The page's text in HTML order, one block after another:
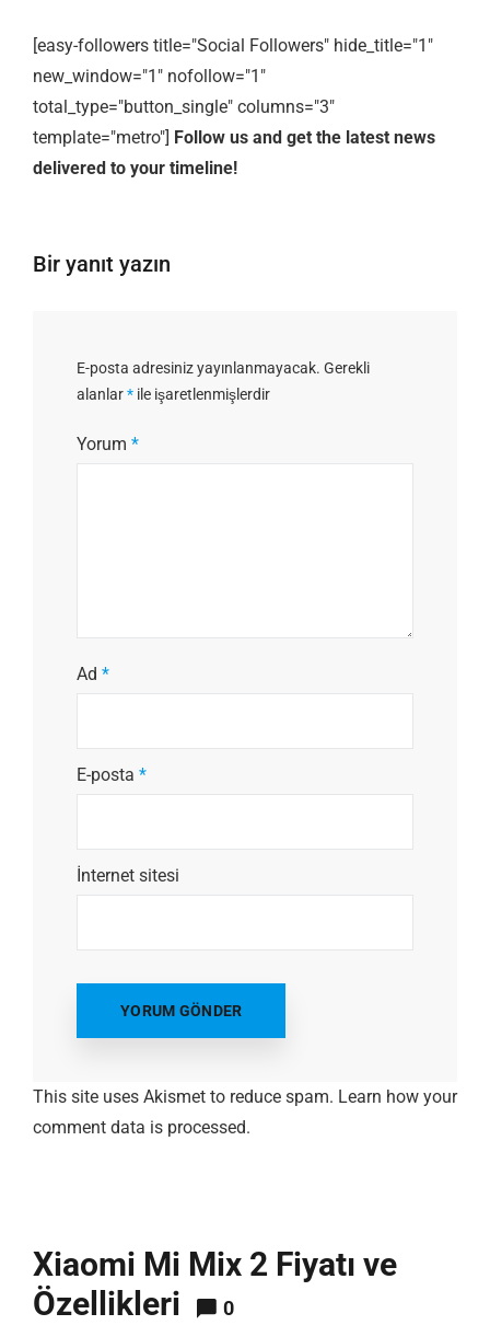
[easy-followers title="Social Followers" hide_title="1"
new_window="1" nofollow="1"
total_type="button_single" columns="3"
template="metro"] Follow us and get the latest news
delivered to your timeline!
Bir yanıt yazın
E-posta adresiniz yayınlanmayacak. Gerekli
alanlar* ile işaretlenmişlerdir
Yorum *
Ad *
E-posta *
İnternet sitesi
This site uses Akismet to reduce spam. Learn how your
comment data is processed.
Xiaomi Mi Mix 2 Fiyatı ve
Özellikleri
0